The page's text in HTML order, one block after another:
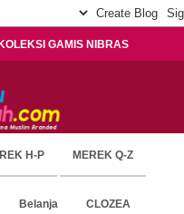
GAMIS NIBRAS
H-P MEREK Q-Z
Belanja CLOZEA